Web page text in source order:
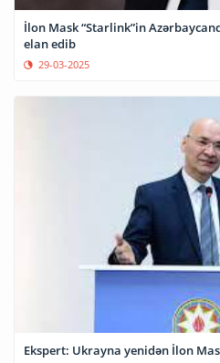
İlon Mask “Starlink”in
elan edib
29-03-2025
Ekspert: Ukrayna yenidən İlon